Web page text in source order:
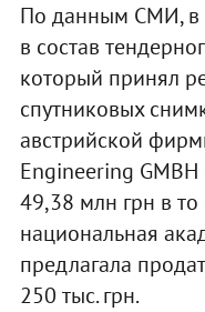
По данным СМИ, в
в состав
который принял
спутниковых
австрийской
Engineering
49,38 млн грн в то
национальная
предлагала
250 тыс. грн.